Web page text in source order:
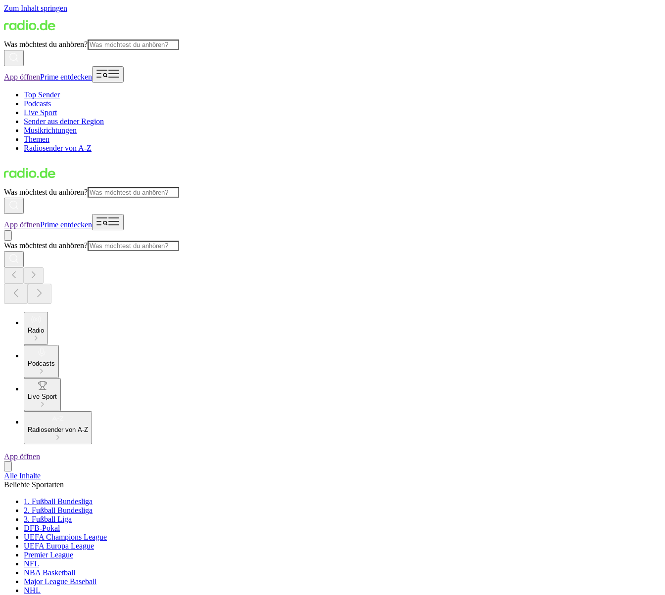
Zum Inhalt springen
Was möchtest du anhören?
App öffnenPrime entdecken
Top Sender
Podcasts
Live Sport
Sender aus deiner Region
Musikrichtungen
Themen
Radiosender von A-Z
Was möchtest du anhören?
App öffnenPrime entdecken
Was möchtest du anhören?
Radio
Podcasts
Live Sport
Radiosender von A-Z
App öffnen
Alle Inhalte
Beliebte Sportarten
1. Fußball Bundesliga
2. Fußball Bundesliga
3. Fußball Liga
DFB-Pokal
UEFA Champions League
UEFA Europa League
Premier League
NFL
NBA Basketball
Major League Baseball
NHL